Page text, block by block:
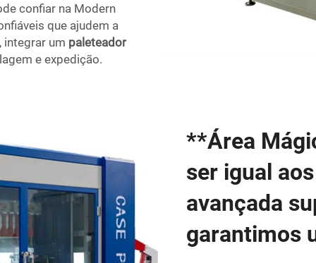
confiar na Modern
que ajudem a
integrar um paleteador
e expedição.
**Área
ser igual
avançada
garantimos